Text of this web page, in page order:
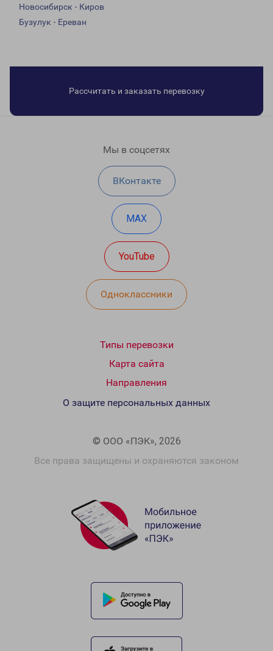
Новосибирск - Киров
Бузулук - Ереван
Рассчитать и заказать перевозку
Мы в соцсетях
ВКонтакте
MAX
YouTube
Одноклассники
Типы перевозки
Карта сайта
Направления
© ООО «ПЭК», 2026
Все права защищены и охраняются законом
О защите персональных данных